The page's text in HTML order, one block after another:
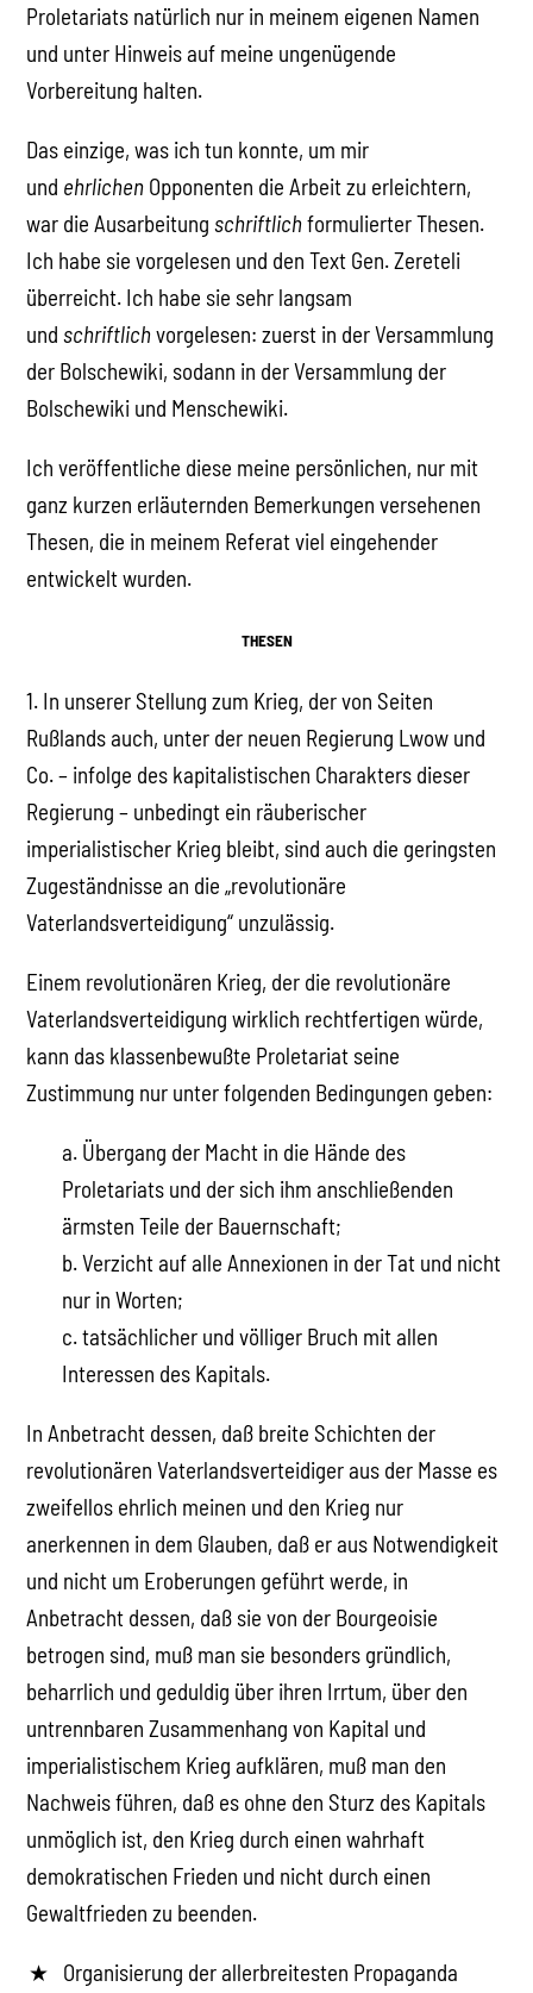
Proletariats natürlich nur in meinem eigenen Namen
und unter Hinweis auf meine ungenügende
Vorbereitung halten.
Das einzige, was ich tun konnte, um mir
und ehrlichen Opponenten die Arbeit zu erleichtern,
war die Ausarbeitungschriftlichformulierter Thesen.
Ich habe sie vorgelesen und den Text Gen. Zereteli
überreicht. Ich habe sie sehr langsam
undschriftlichvorgelesen: zuerst in der Versammlung
der Bolschewiki, sodann in der Versammlung der
Bolschewiki und Menschewiki.
Ich veröffentliche diese meine persönlichen, nur mit
ganz kurzen erläuternden Bemerkungen versehenen
Thesen, die in meinem Referat viel eingehender
entwickelt wurden.
THESEN
1. In unserer Stellung zum Krieg, der von Seiten
Rußlands auch, unter der neuen Regierung Lwow und
Co. – infolge des kapitalistischen Charakters dieser
Regierung – unbedingt ein räuberischer
imperialistischer Krieg bleibt, sind auch die geringsten
Zugeständnisse an die „revolutionäre
Vaterlandsverteidigung“ unzulässig.
Einem revolutionären Krieg, der die revolutionäre
Vaterlandsverteidigung wirklich rechtfertigen würde,
kann das klassenbewußte Proletariat seine
Zustimmung nur unter folgenden Bedingungen geben:
a. Übergang der Macht in die Hände des
Proletariats und der sich ihm anschließenden
ärmsten Teile der Bauernschaft;
b. Verzicht auf alle Annexionen in der Tat und nicht
nur in Worten;
c. tatsächlicher und völliger Bruch mit allen
Interessen des Kapitals.
In Anbetracht dessen, daß breite Schichten der
revolutionären Vaterlandsverteidiger aus der Masse es
zweifellos ehrlich meinen und den Krieg nur
anerkennen in dem Glauben, daß er aus Notwendigkeit
und nicht um Eroberungen geführt werde, in
Anbetracht dessen, daß sie von der Bourgeoisie
betrogen sind, muß man sie besonders gründlich,
beharrlich und geduldig über ihren Irrtum, über den
untrennbaren Zusammenhang von Kapital und
imperialistischem Krieg aufklären, muß man den
Nachweis führen, daß es ohne den Sturz des Kapitals
unmöglich ist, den Krieg durch einen wahrhaft
demokratischen Frieden und nicht durch einen
Gewaltfrieden zu beenden.
Organisierung der allerbreitesten Propaganda